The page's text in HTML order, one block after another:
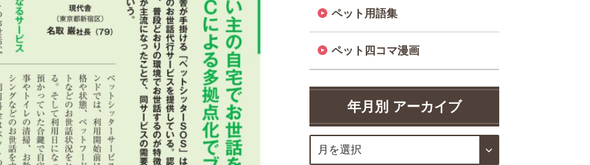
ペット用語集
ペット四コマ漫画
年月別 アーカイブ